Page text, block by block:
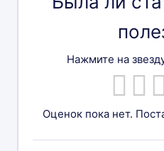
Нажмите на
Оценок пока нет.